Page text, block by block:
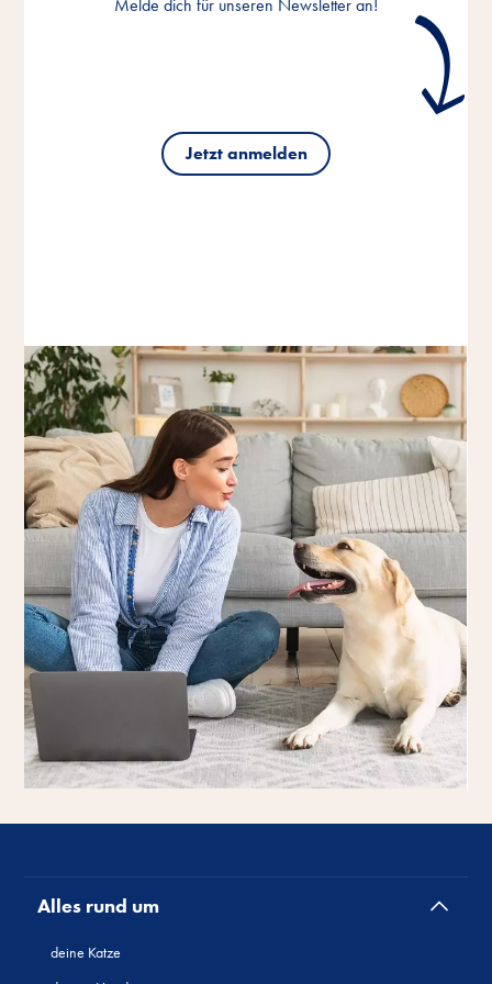
Jetzt anmelden
Alles rund um
deine Katze